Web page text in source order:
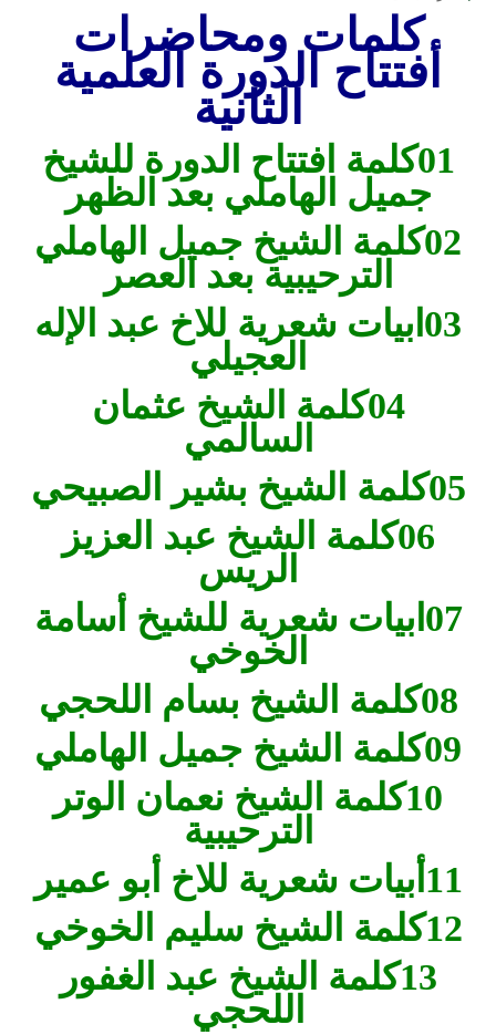
كلمات ومحاضرات
أفتتاح الدورة العلمية
الثانية
01كلمة افتتاح الدورة للشيخ
جميل الهاملي بعد الظهر
02كلمة الشيخ جميل الهاملي
الترحيبية بعد العصر
03ابيات شعرية للاخ عبد الإله
العجيلي
04كلمة الشيخ عثمان
السالمي
05كلمة الشيخ بشير الصبيحي
06كلمة الشيخ عبد العزيز
الريس
07ابيات شعرية للشيخ أسامة
الخوخي
08كلمة الشيخ بسام اللحجي
09كلمة الشيخ جميل الهاملي
10كلمة الشيخ نعمان الوتر
الترحيبية
11أبيات شعرية للاخ أبو عمير
12كلمة الشيخ سليم الخوخي
13كلمة الشيخ عبد الغفور
اللحجي